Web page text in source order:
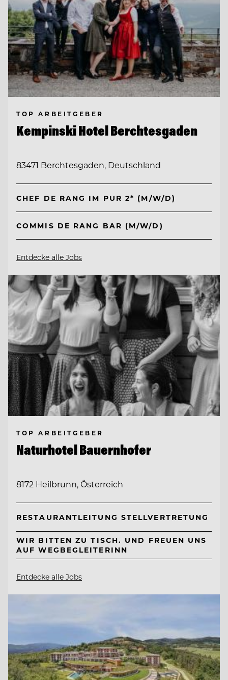
TOP ARBEITGEBER
Kempinski Hotel Berchtesgaden
83471 Berchtesgaden, Deutschland
CHEF DE RANG IM PUR 2* (M/W/D)
COMMIS DE RANG BAR (M/W/D)
Entdecke alle Jobs
TOP ARBEITGEBER
Naturhotel Bauernhofer
8172 Heilbrunn, Österreich
RESTAURANTLEITUNG STELLVERTRETUNG
WIR BITTEN ZU TISCH. UND FREUEN UNS
AUF WEGBEGLEITERINN
Entdecke alle Jobs